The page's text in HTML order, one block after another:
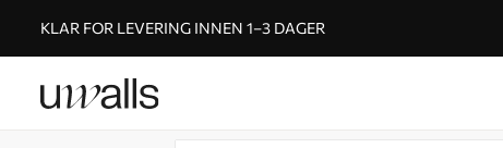
KLAR FOR LEVERING INNEN 1–3 DAGER